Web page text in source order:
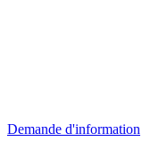
Demande d'information